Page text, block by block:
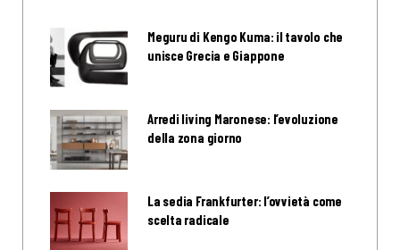
Meguru di Kengo Kuma: il tavolo che
unisce Grecia e Giappone
Arredi living Maronese: l’evoluzione
della zona giorno
La sedia Frankfurter: l’ovvietà come
scelta radicale